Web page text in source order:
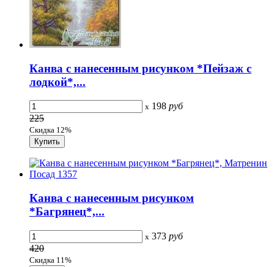
Канва с нанесенным рисунком *Пейзаж с
лодкой*,...
x 198 руб
225
Скидка 12%
Канва с нанесенным рисунком
*Багрянец*,...
x 373 руб
420
Скидка 11%